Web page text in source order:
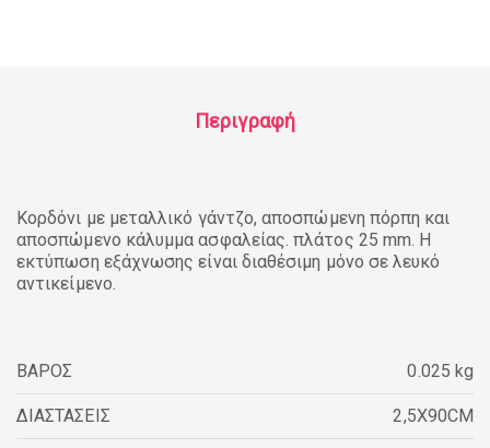
Περιγραφή
Κορδόνι με μεταλλικό γάντζο, αποσπώμενη πόρπη και
αποσπώμενο κάλυμμα ασφαλείας. πλάτος 25 mm. Η
εκτύπωση εξάχνωσης είναι διαθέσιμη μόνο σε λευκό
αντικείμενο.
ΒΑΡΟΣ 0.025 kg
ΔΙΑΣΤΑΣΕΙΣ 2,5X90CM